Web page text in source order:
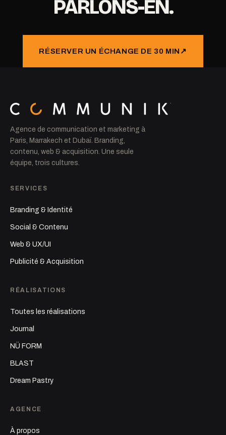
PARLONS-EN.
RÉSERVER UN ÉCHANGE DE 30 MIN ↗
Agence de communication et marketing à
Paris, Marrakech et Dubaï. Branding,
contenu, web & acquisition. Une seule
équipe, trois cultures.
SERVICES
Branding & Identité
Social & Contenu
Web & UX/UI
Publicité & Acquisition
RÉALISATIONS
Toutes les réalisations
Journal
NÜ FORM
BLAST
Dream Pastry
AGENCE
À propos